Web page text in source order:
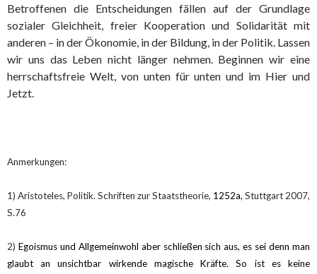
Betroffenen die Entscheidungen fällen auf der Grundlage
sozialer Gleichheit, freier Kooperation und Solidarität mit
anderen – in der Ökonomie, in der Bildung, in der Politik. Lassen
wir uns das Leben nicht länger nehmen. Beginnen wir eine
herrschaftsfreie Welt, von unten für unten und im Hier und
Jetzt.
Anmerkungen:
1) Aristoteles, Politik. Schriften zur Staatstheorie, 1252a, Stuttgart 2007,
S.76
2) Egoismus und Allgemeinwohl aber schließen sich aus, es sei denn man
glaubt an unsichtbar wirkende magische Kräfte. So ist es keine